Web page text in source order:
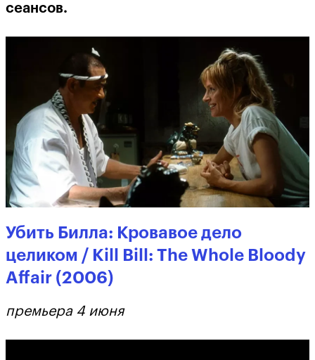
сеансов.
Убить Билла: Кровавое дело
целиком / Kill Bill: The Whole Bloody
Affair (2006)
премьера 4 июня